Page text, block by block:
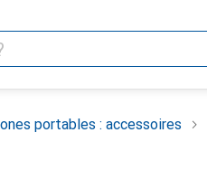
portables : accessoires